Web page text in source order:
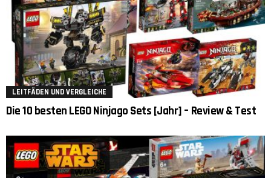
LEITFÄDEN UND VERGLEICHE
Die 10 besten LEGO Ninjago Sets [Jahr] – Review & Test